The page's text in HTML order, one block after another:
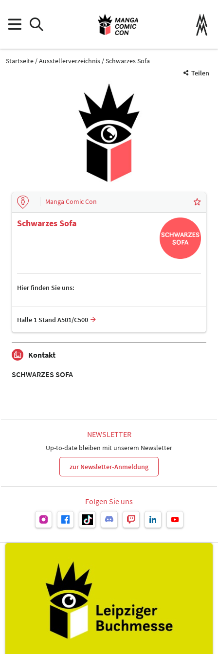
Startseite Ausstellerverzeichnis
Schwarzes Sofa
Teilen
Manga Comic Con
Schwarzes Sofa
Hier finden Sie uns:
Halle 1 Stand A501/C500
Kontakt
SCHWARZES SOFA
NEWSLETTER
Up-to-date bleiben mit unserem Newsletter
zur Newsletter-Anmeldung
Folgen Sie uns